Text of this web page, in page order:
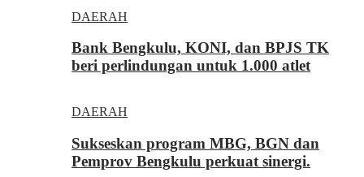
DAERAH
Bank Bengkulu, KONI, dan BPJS TK
beri perlindungan untuk 1.000 atlet
DAERAH
Sukseskan program MBG, BGN dan
Pemprov Bengkulu perkuat sinergi.